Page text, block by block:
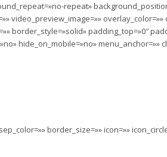
repeat»
video_preview_image=»» overlay_color=»»
border_style=»solid» padding_top=»0″
hide_on_mobile=»no» menu_anchor=»»
border_size=»» icon=»»